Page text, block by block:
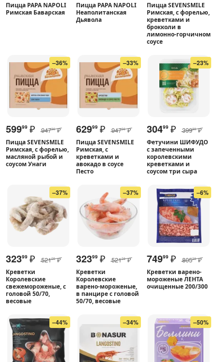
Пицца PAPA NAPOLI
Римская Баварская
Пицца PAPA NAPOLI
Неаполитанская
Дьявола
Пицца SEVENSMILE
Римская, с форелью,
креветками и
брокколи в
лимонно-горчичном
соусе
–36%
59999 ₽ 94736 ₽
Пицца SEVENSMILE
Римская, с форелью,
масляной рыбой и
соусом Унаги
–33%
62999 ₽ 94736 ₽
Пицца SEVENSMILE
Римская, с
креветками и
авокадо в соусе
Песто
–23%
30499 ₽ 39999 ₽
Фетучини ШИФУДО
с запеченными
королевскими
креветками и
соусом три сыра
–37%
32399 ₽ 52105 ₽
Креветки
Королевские
свежемороженые, с
головой 50/70,
весовые
–37%
32399 ₽ 52109 ₽
Креветки
Королевские
варено-мороженые,
в панцире с головой
50/70, весовые
–6%
74999 ₽ 80529 ₽
Креветки варено-
мороженые ЛЕНТА
очищенные 200/300
–44% –34% –50%